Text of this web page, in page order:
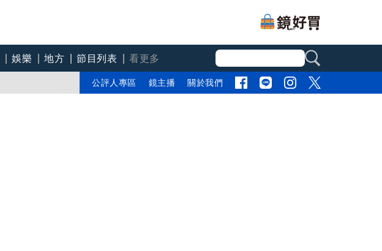
娛樂 地方 節目列表
看更多
公評人專區 鏡主播 關於我們